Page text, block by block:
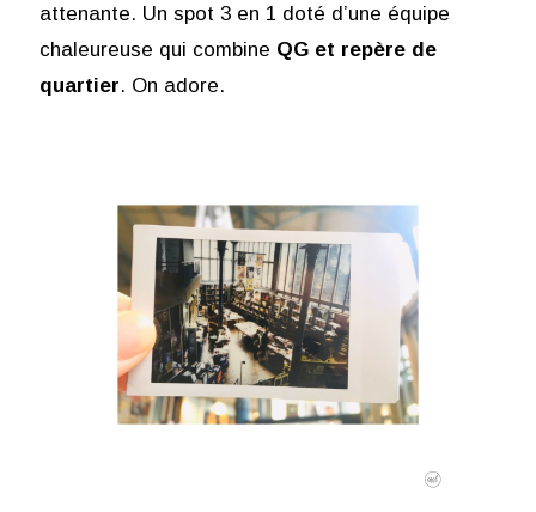
attenante. Un spot 3 en 1 doté d’une équipe
chaleureuse qui combine QG et repère de
quartier. On adore.